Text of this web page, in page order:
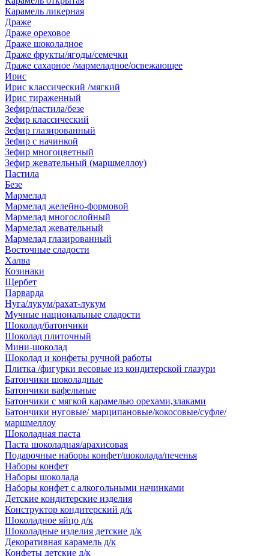
Карамель ликерная
Драже
Драже ореховое
Драже шоколадное
Драже фрукты/ягоды/семечки
Драже сахарное /мармеладное/освежающее
Ирис
Ирис классический /мягкий
Ирис тираженный
Зефир/пастила/безе
Зефир классический
Зефир глазированный
Зефир с начинкой
Зефир многоцветный
Зефир жевательный (маршмеллоу)
Пастила
Безе
Мармелад
Мармелад желейно-формовой
Мармелад многослойный
Мармелад жевательный
Мармелад глазированный
Восточные сладости
Халва
Козинаки
Щербет
Парварда
Нуга/лукум/рахат-лукум
Мучные национальные сладости
Шоколад/батончики
Шоколад плиточный
Мини-шоколад
Шоколад и конфеты ручной работы
Плитка /фигурки весовые из кондитерской глазури
Батончики шоколадные
Батончики вафельные
Батончики с мягкой карамелью орехами,злаками
Батончики нуговые/ марципановые/кокосовые/суфле/
маршмеллоу
Шоколадная паста
Паста шоколадная/арахисовая
Подарочные наборы конфет/шоколада/печенья
Наборы конфет
Наборы шоколада
Наборы конфет с алкогольными начинками
Детские кондитерские изделия
Конструктор кондитерский д/к
Шоколадное яйцо д/к
Шоколадные изделия детские д/к
Декоративная карамель д/к
Конфеты детские д/к